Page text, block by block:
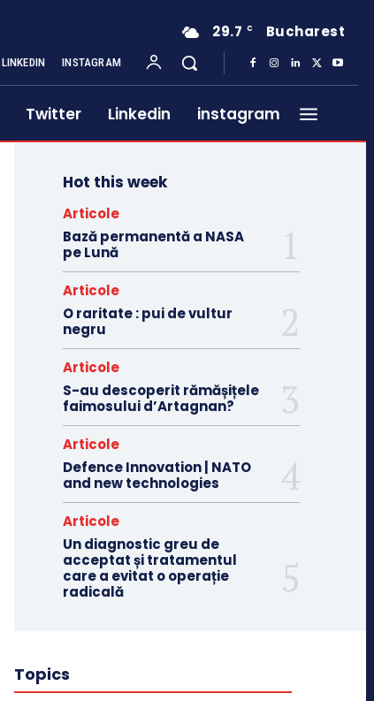
29.7 C Bucharest
LINKEDIN INSTAGRAM
Twitter Linkedin instagram
Hot this week
Articole
Bază permanentă a NASA
pe Lună
Articole
O raritate : pui de vultur
negru
Articole
S-au descoperit rămășițele
faimosului d’Artagnan?
Articole
Defence Innovation | NATO
and new technologies
Articole
Un diagnostic greu de
acceptat și tratamentul
care a evitat o operație
radicală
Topics